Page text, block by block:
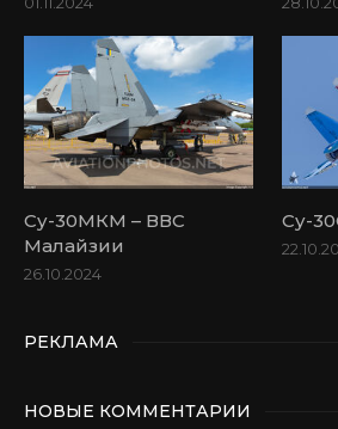
Су-30МКМ – ВВС
Малайзии
26.10.2024
Су-
РЕКЛАМА
НОВЫЕ КОММЕНТАРИИ